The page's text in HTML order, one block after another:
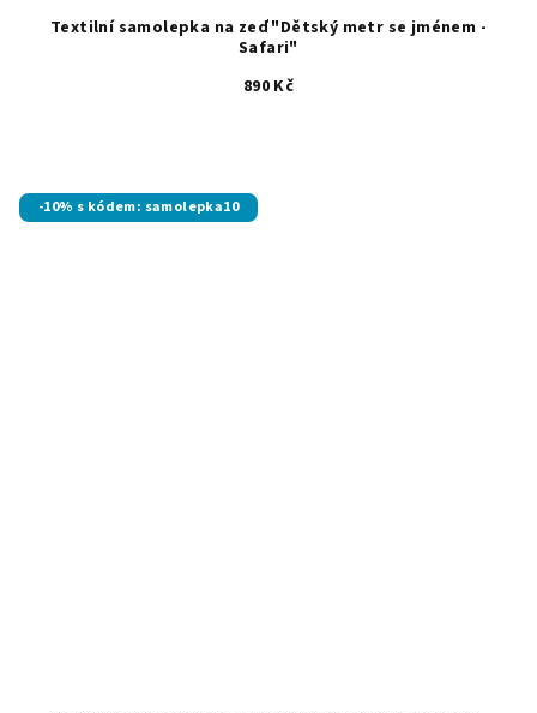
Textilní samolepka na zeď "Dětský metr se jménem -
Safari"
890 Kč
-10% s kódem: samolepka10